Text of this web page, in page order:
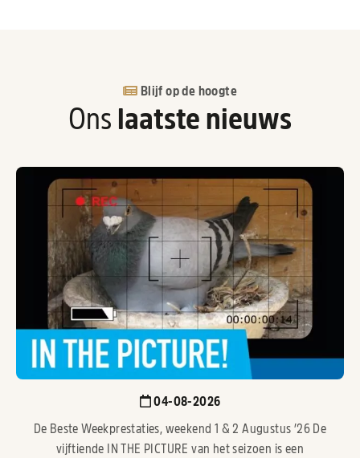
Blijf op de hoogte
Ons laatste nieuws
04-08-2026
De Beste Weekprestaties, weekend 1 & 2 Augustus ’26 De
vijftiende IN THE PICTURE van het seizoen is een